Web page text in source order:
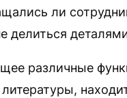
ли
делиться
различные